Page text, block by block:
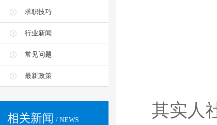
求职技巧
行业新闻
常见问题
最新政策
相关新闻 / NEWS 其实人